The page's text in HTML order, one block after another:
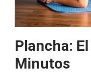
Plancha:
Minutos